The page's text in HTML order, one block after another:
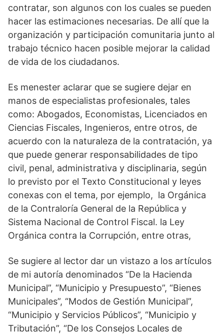
contratar, son algunos con los cuales se pueden
hacer las estimaciones necesarias. De allí que la
organización y participación comunitaria junto al
trabajo técnico hacen posible mejorar la calidad
de vida de los ciudadanos.
Es menester aclarar que se sugiere dejar en
manos de especialistas profesionales, tales
como: Abogados, Economistas, Licenciados en
Ciencias Fiscales, Ingenieros, entre otros, de
acuerdo con la naturaleza de la contratación, ya
que puede generar responsabilidades de tipo
civil, penal, administrativa y disciplinaria, según
lo previsto por el Texto Constitucional y leyes
conexas con el tema, por ejemplo, la Orgánica
de la Contraloría General de la República y
Sistema Nacional de Control Fiscal. la Ley
Orgánica contra la Corrupción, entre otras,
Se sugiere al lector dar un vistazo a los artículos
de mi autoría denominados “De la Hacienda
Municipal”, “Municipio y Presupuesto”, “Bienes
Municipales”, “Modos de Gestión Municipal”,
“Municipio y Servicios Públicos”, “Municipio y
Tributación”, “De los Consejos Locales de